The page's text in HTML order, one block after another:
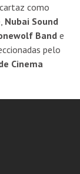
como
Nubai Sound
Band e
pelo
Cinema